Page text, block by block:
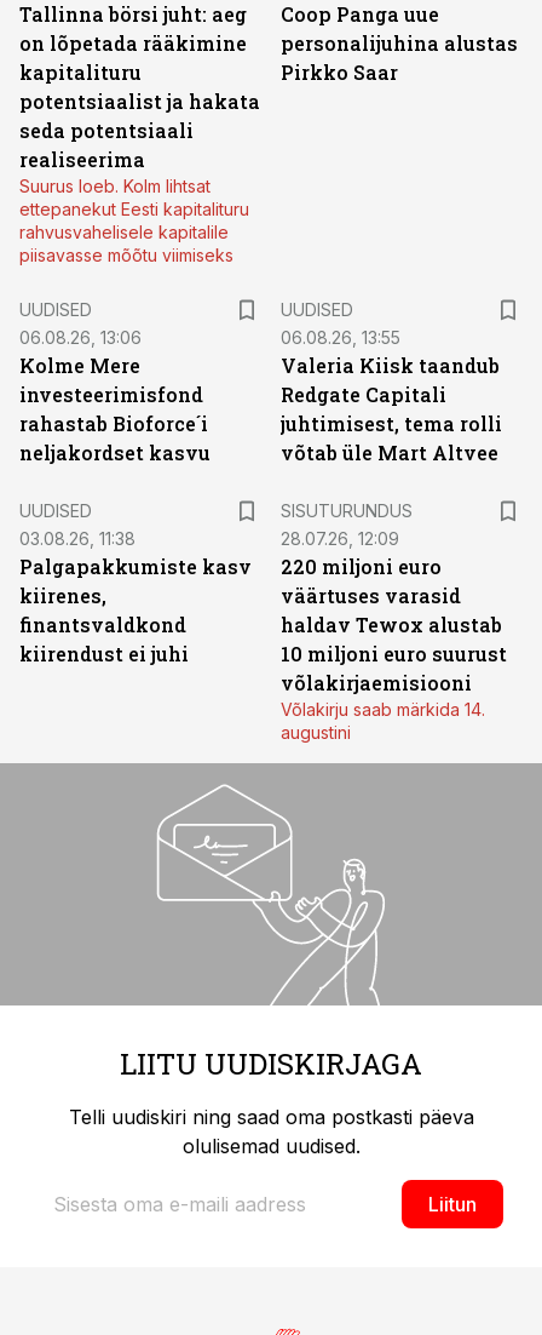
Tallinna börsi juht: aeg
on lõpetada rääkimine
kapitalituru
potentsiaalist ja hakata
seda potentsiaali
realiseerima
Suurus loeb. Kolm lihtsat
ettepanekut Eesti kapitalituru
rahvusvahelisele kapitalile
piisavasse mõõtu viimiseks
Coop Panga uue
personalijuhina alustas
Pirkko Saar
UUDISED
06.08.26, 13:06
Kolme Mere
investeerimisfond
rahastab Bioforce´i
neljakordset kasvu
UUDISED
06.08.26, 13:55
Valeria Kiisk taandub
Redgate Capitali
juhtimisest, tema rolli
võtab üle Mart Altvee
UUDISED
03.08.26, 11:38
Palgapakkumiste kasv
kiirenes,
finantsvaldkond
kiirendust ei juhi
SISUTURUNDUS
28.07.26, 12:09
220 miljoni euro
väärtuses varasid
haldav Tewox alustab
10 miljoni euro suurust
võlakirjaemisiooni
Võlakirju saab märkida 14.
augustini
LIITU UUDISKIRJAGA
Telli uudiskiri ning saad oma postkasti päeva
olulisemad uudised.
Liitun